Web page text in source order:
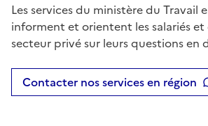
Les services du ministère du Travail
informent et orientent les salariés
secteur privé sur leurs questions en
Contacter nos services en région